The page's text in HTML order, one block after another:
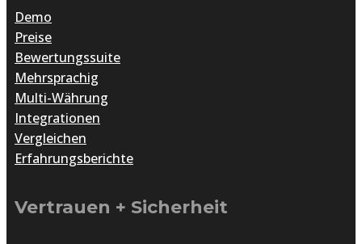
Demo
Preise
Bewertungssuite
Mehrsprachig
Multi-Währung
Integrationen
Vergleichen
Erfahrungsberichte
Vertrauen + Sicherheit